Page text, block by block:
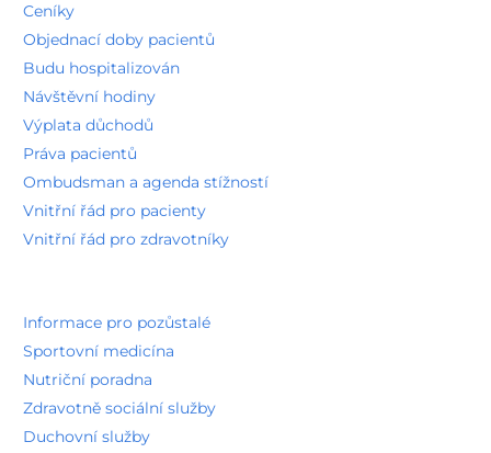
Ceníky
Objednací doby pacientů
Budu hospitalizován
Návštěvní hodiny
Výplata důchodů
Práva pacientů
Ombudsman a agenda stížností
Vnitřní řád pro pacienty
Vnitřní řád pro zdravotníky
Informace pro pozůstalé
Sportovní medicína
Nutriční poradna
Zdravotně sociální služby
Duchovní služby